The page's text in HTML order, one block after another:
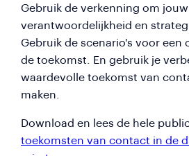
Gebruik de verkenning om
verantwoordelijkheid en
Gebruik de scenario's voor een
de toekomst. En gebruik je
waardevolle toekomst van
maken.
Download en lees de hele
toekomsten van contact in de